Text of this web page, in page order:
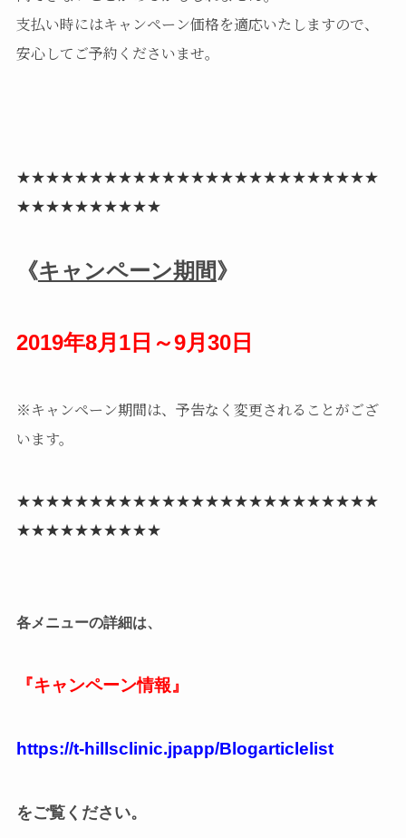
支払い時にはキャンペーン価格を適応いたしますので、
安心してご予約くださいませ。
★★★★★★★★★★★★★★★★★★★★★★★★★
★★★★★★★★★★
《キャンペーン期間》
2019年8月1日～9月30日
※キャンペーン期間は、予告なく変更されることがござ
います。
★★★★★★★★★★★★★★★★★★★★★★★★★
★★★★★★★★★★
各メニューの詳細は、
『キャンペーン情報』
https://t-hillsclinic.jpapp/Blogarticlelist
をご覧ください。